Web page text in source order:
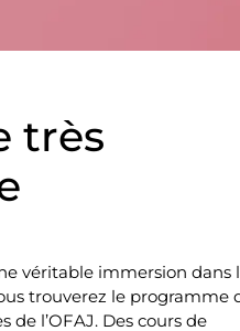
très
véritable immersion dans
trouverez le programme
de l’OFAJ. Des cours de